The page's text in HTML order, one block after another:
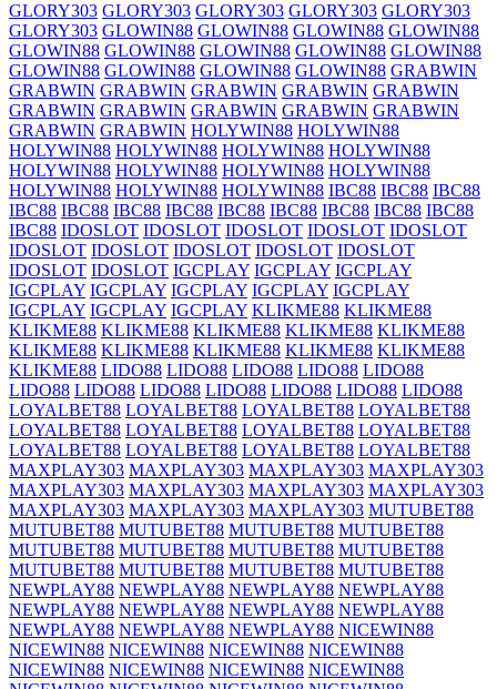
GLORY303 GLORY303 GLORY303 GLORY303 GLORY303
GLORY303 GLOWIN88 GLOWIN88 GLOWIN88 GLOWIN88
GLOWIN88 GLOWIN88 GLOWIN88 GLOWIN88 GLOWIN88
GLOWIN88 GLOWIN88 GLOWIN88 GLOWIN88 GRABWIN
GRABWIN GRABWIN GRABWIN GRABWIN GRABWIN
GRABWIN GRABWIN GRABWIN GRABWIN GRABWIN
GRABWIN GRABWIN HOLYWIN88 HOLYWIN88
HOLYWIN88 HOLYWIN88 HOLYWIN88 HOLYWIN88
HOLYWIN88 HOLYWIN88 HOLYWIN88 HOLYWIN88
HOLYWIN88 HOLYWIN88 HOLYWIN88 IBC88 IBC88 IBC88
IBC88 IBC88 IBC88 IBC88 IBC88 IBC88 IBC88 IBC88 IBC88
IBC88 IDOSLOT IDOSLOT IDOSLOT IDOSLOT IDOSLOT
IDOSLOT IDOSLOT IDOSLOT IDOSLOT IDOSLOT
IDOSLOT IDOSLOT IGCPLAY IGCPLAY IGCPLAY
IGCPLAY IGCPLAY IGCPLAY IGCPLAY IGCPLAY
IGCPLAY IGCPLAY IGCPLAY KLIKME88 KLIKME88
KLIKME88 KLIKME88 KLIKME88 KLIKME88 KLIKME88
KLIKME88 KLIKME88 KLIKME88 KLIKME88 KLIKME88
KLIKME88 LIDO88 LIDO88 LIDO88 LIDO88 LIDO88
LIDO88 LIDO88 LIDO88 LIDO88 LIDO88 LIDO88 LIDO88
LOYALBET88 LOYALBET88 LOYALBET88 LOYALBET88
LOYALBET88 LOYALBET88 LOYALBET88 LOYALBET88
LOYALBET88 LOYALBET88 LOYALBET88 LOYALBET88
MAXPLAY303 MAXPLAY303 MAXPLAY303 MAXPLAY303
MAXPLAY303 MAXPLAY303 MAXPLAY303 MAXPLAY303
MAXPLAY303 MAXPLAY303 MAXPLAY303 MUTUBET88
MUTUBET88 MUTUBET88 MUTUBET88 MUTUBET88
MUTUBET88 MUTUBET88 MUTUBET88 MUTUBET88
MUTUBET88 MUTUBET88 MUTUBET88 MUTUBET88
NEWPLAY88 NEWPLAY88 NEWPLAY88 NEWPLAY88
NEWPLAY88 NEWPLAY88 NEWPLAY88 NEWPLAY88
NEWPLAY88 NEWPLAY88 NEWPLAY88 NICEWIN88
NICEWIN88 NICEWIN88 NICEWIN88 NICEWIN88
NICEWIN88 NICEWIN88 NICEWIN88 NICEWIN88